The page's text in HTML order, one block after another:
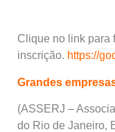
Clique no link para
inscrição. https://
Grandes
(ASSERJ –
do Rio de Janeiro,